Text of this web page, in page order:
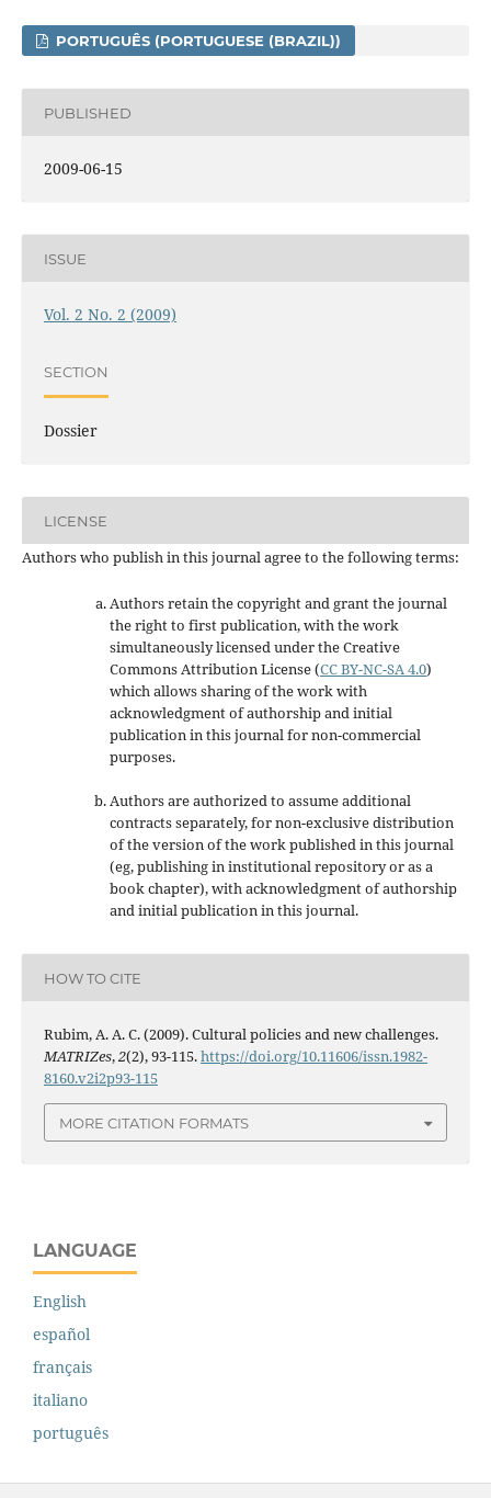
PORTUGUÊS (PORTUGUESE (BRAZIL))
PUBLISHED
2009-06-15
ISSUE
Vol. 2 No. 2 (2009)
SECTION
Dossier
LICENSE
Authors who publish in this journal agree to the following terms:
Authors retain the copyright and grant the journal
the right to first publication, with the work
simultaneously licensed under the Creative
Commons Attribution License(CC BY-NC-SA 4.0)
which allows sharing of the work with
acknowledgment of authorship and initial
publication in this journalfor non-commercial
purposes.
Authors are authorized to assume additional
contracts separately, for non-exclusive distribution
of the version of the work published in this journal
(eg, publishing in institutional repository or as a
book chapter), with acknowledgment of authorship
and initial publication in this journal.
HOW TO CITE
Rubim, A. A. C. (2009). Cultural policies and new challenges.
MATRIZes,2(2), 93-115.https://doi.org/10.11606/issn.1982-
8160.v2i2p93-115
MORE CITATION FORMATS
LANGUAGE
English
español
français
italiano
português